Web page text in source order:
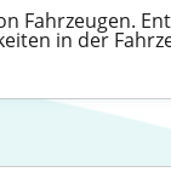
in der